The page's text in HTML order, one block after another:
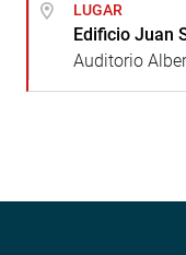
LUGAR
Edificio Juan
Auditorio